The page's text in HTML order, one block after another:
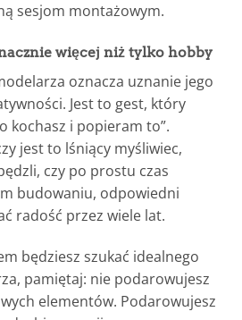
sesjom montażowym.
więcej niż tylko hobby
oznacza uznanie jego
Jest to gest, który
kochasz i popieram to”.
jest to lśniący myśliwiec,
czy po prostu czas
budowaniu, odpowiedni
radość przez wiele lat.
będziesz szukać idealnego
pamiętaj: nie podarowujesz
elementów. Podarowujesz